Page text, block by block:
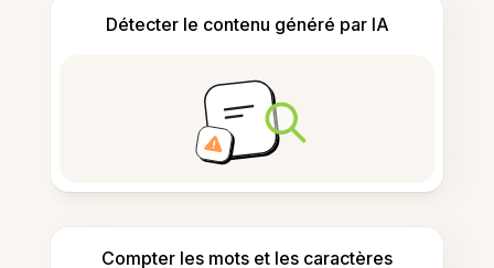
Détecter le contenu généré par IA
Compter les mots et les caractères